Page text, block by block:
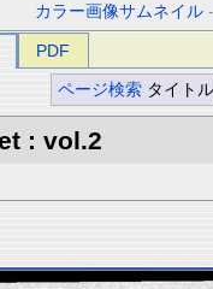
カラー画像サムネイル -
PDF
ページ検索 タイトル
: vol.2